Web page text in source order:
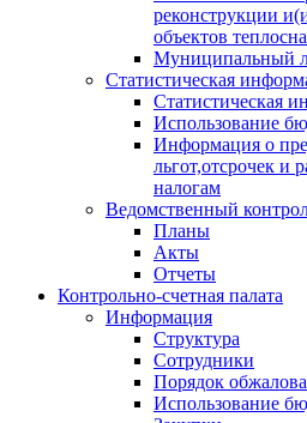
реконструкции
объектов
Муниципальный
Статистическая
Статистическая
Использование
Информация о
льгот,отсрочек и
налогам
Ведомственный
Планы
Акты
Отчеты
Контрольно-счетная палата
Информация
Структура
Сотрудники
Порядок
Использование